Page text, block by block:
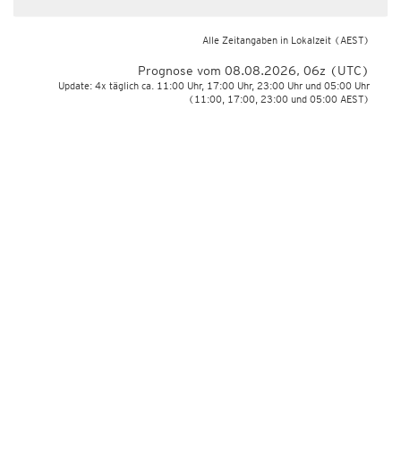
Alle Zeitangaben in Lokalzeit (AEST)
Prognose vom 08.08.2026, 06z (UTC)
Update: 4x täglich ca. 11:00 Uhr, 17:00 Uhr, 23:00 Uhr und 05:00 Uhr
(11:00, 17:00, 23:00 und 05:00 AEST)